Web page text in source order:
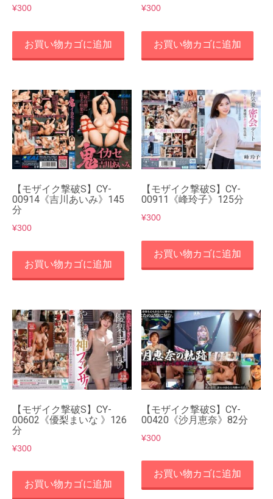
¥300
お買い物カゴに追加
¥300
お買い物カゴに追加
【モザイク撃破S】CY-
00914《吉川あいみ》145
分
¥300
お買い物カゴに追加
【モザイク撃破S】CY-
00911《峰玲子》125分
¥300
お買い物カゴに追加
【モザイク撃破S】CY-
00602《優梨まいな 》126
分
¥300
お買い物カゴに追加
【モザイク撃破S】CY-
00420《沙月恵奈》82分
¥300
お買い物カゴに追加